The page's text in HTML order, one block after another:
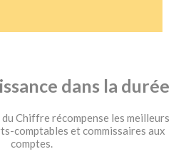
dans la durée
Chiffre récompense les meilleurs
comptables et commissaires aux
comptes.